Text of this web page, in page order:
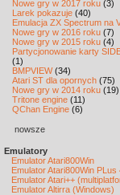
Nowe gry w 2017 roku (3)
Larek pokazuje (40)
Emulacja ZX Spectrum na
Nowe gry w 2016 roku (7)
Nowe gry w 2015 roku (4)
Partycjonowanie karty
(1)
BMPVIEW(34)
Atari ST dla opornych (75)
Nowe gry w 2014 roku (19)
Tritone engine (11)
QChan Engine (6)
nowsze
Emulatory
Emulator Atari800Win
Emulator Atari800Win
Emulator Atari++
Emulator Altirra (Windows)